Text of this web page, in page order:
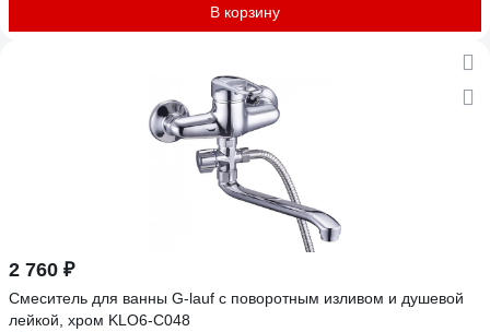
В корзину
2 760 ₽
Смеситель для ванны G-lauf с поворотным изливом и душевой
лейкой, хром KLO6-C048